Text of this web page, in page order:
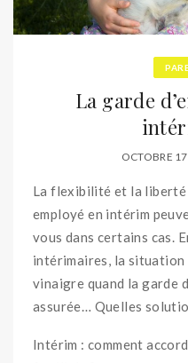
La garde
OCTOBRE
La flexibilité et la liberté
employé en intérim
vous dans certains cas.
intérimaires, la
vinaigre quand la garde
assurée… Quelles
Intérim : comment